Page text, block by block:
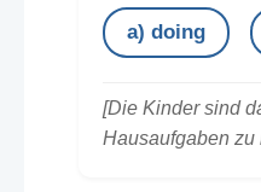
a) doing
[Die Kinder sind
Hausaufgaben zu